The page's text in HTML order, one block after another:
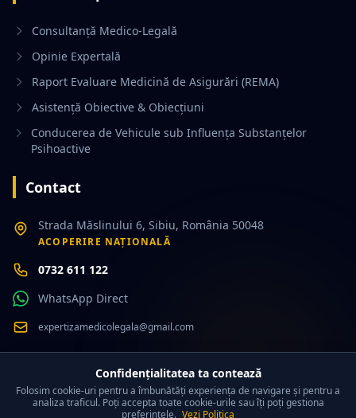
Consultanță Medico-Legală
Opinie Expertală
Raport Evaluare Medicină de Asigurări (REMA)
Asistență Obiective & Obiecțiuni
Conducerea de Vehicule sub Influența Substanțelor
Psihoactive
Contact
Strada Măslinului 6, Sibiu, România 50048
ACOPERIRE NAȚIONALĂ
0732 611 122
WhatsApp Direct
expertizamedicolegala@gmail.com
© 2026 Expertiză Medico-Legală. Toate drepturile rezervate.
Confidențialitatea ta contează
Folosim cookie-uri pentru a îmbunătăți experiența de navigare și pentru a
analiza traficul. Poți accepta toate cookie-urile sau îți poți gestiona
preferințele. Vezi Politica